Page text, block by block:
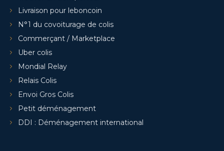
Livraison pour leboncoin
N°1 du covoiturage de colis
Commerçant / Marketplace
Uber colis
Mondial Relay
Relais Colis
Envoi Gros Colis
Petit déménagement
DDI : Déménagement international